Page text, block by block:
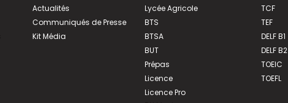
Actualités
Communiqués de Presse
Kit Média
Lycée Agricole
BTS
BTSA
BUT
Prépas
Licence
Licence Pro
TCF
TEF
DELF B1
DELF B2
TOEIC
TOEFL